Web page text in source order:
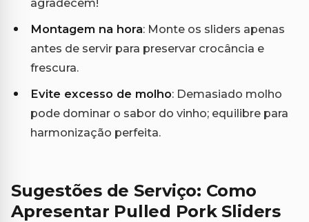
Montagem na hora: Monte os sliders apenas
antes de servir para preservar crocância e
frescura.
Evite excesso de molho: Demasiado molho
pode dominar o sabor do vinho; equilibre para
harmonização perfeita.
Sugestões de Serviço: Como
Apresentar Pulled Pork Sliders